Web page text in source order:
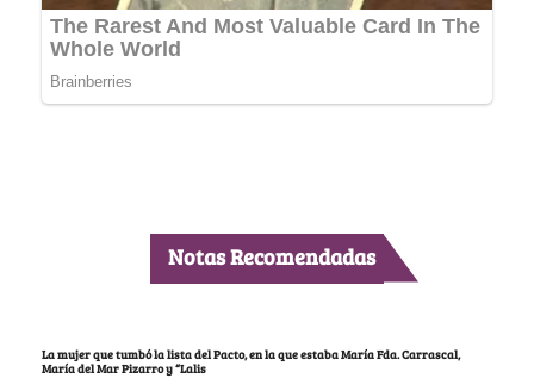
Notas Recomendadas
La mujer que tumbó la lista del Pacto, en la que estaba María Fda. Carrascal,
María del Mar Pizarro y “Lalis